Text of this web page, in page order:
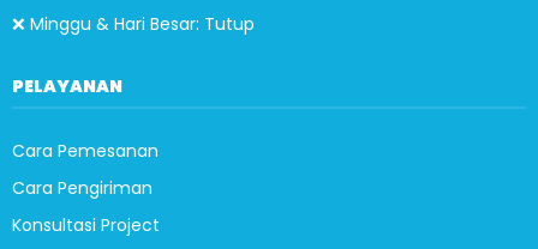
❌ Minggu & Hari Besar: Tutup
PELAYANAN
Cara Pemesanan
Cara Pengiriman
Konsultasi Project